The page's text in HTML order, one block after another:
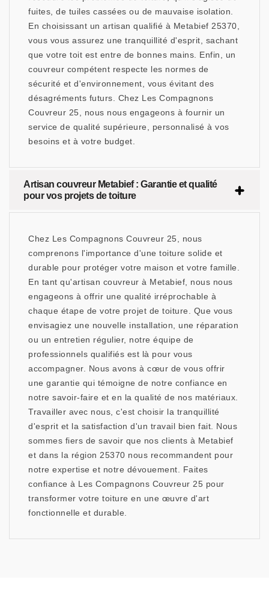
fuites, de tuiles cassées ou de mauvaise isolation.
En choisissant un artisan qualifié à Metabief 25370,
vous vous assurez une tranquillité d'esprit, sachant
que votre toit est entre de bonnes mains. Enfin, un
couvreur compétent respecte les normes de
sécurité et d'environnement, vous évitant des
désagréments futurs. Chez Les Compagnons
Couvreur 25, nous nous engageons à fournir un
service de qualité supérieure, personnalisé à vos
besoins et à votre budget.
Artisan couvreur Metabief : Garantie et qualité
pour vos projets de toiture
Chez Les Compagnons Couvreur 25, nous
comprenons l'importance d'une toiture solide et
durable pour protéger votre maison et votre famille.
En tant qu'artisan couvreur à Metabief, nous nous
engageons à offrir une qualité irréprochable à
chaque étape de votre projet de toiture. Que vous
envisagiez une nouvelle installation, une réparation
ou un entretien régulier, notre équipe de
professionnels qualifiés est là pour vous
accompagner. Nous avons à cœur de vous offrir
une garantie qui témoigne de notre confiance en
notre savoir-faire et en la qualité de nos matériaux.
Travailler avec nous, c'est choisir la tranquillité
d'esprit et la satisfaction d'un travail bien fait. Nous
sommes fiers de savoir que nos clients à Metabief
et dans la région 25370 nous recommandent pour
notre expertise et notre dévouement. Faites
confiance à Les Compagnons Couvreur 25 pour
transformer votre toiture en une œuvre d'art
fonctionnelle et durable.